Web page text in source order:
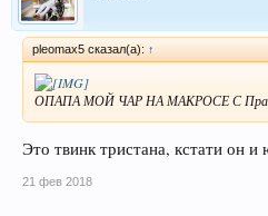
pleomax5 сказал(а): ↑
ОПАПА МОЙ ЧАР НА МАКРОСЕ С
Это твинк тристана, кстати он и
21 фев 2018